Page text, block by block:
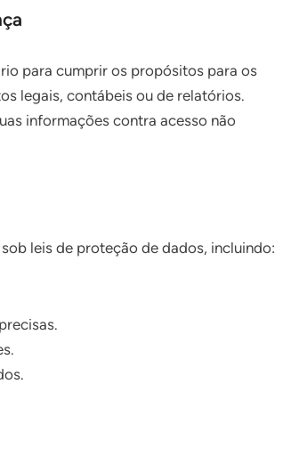
para cumprir os propósitos para os
legais, contábeis ou de relatórios.
informações contra acesso não
leis de proteção de dados, incluindo: